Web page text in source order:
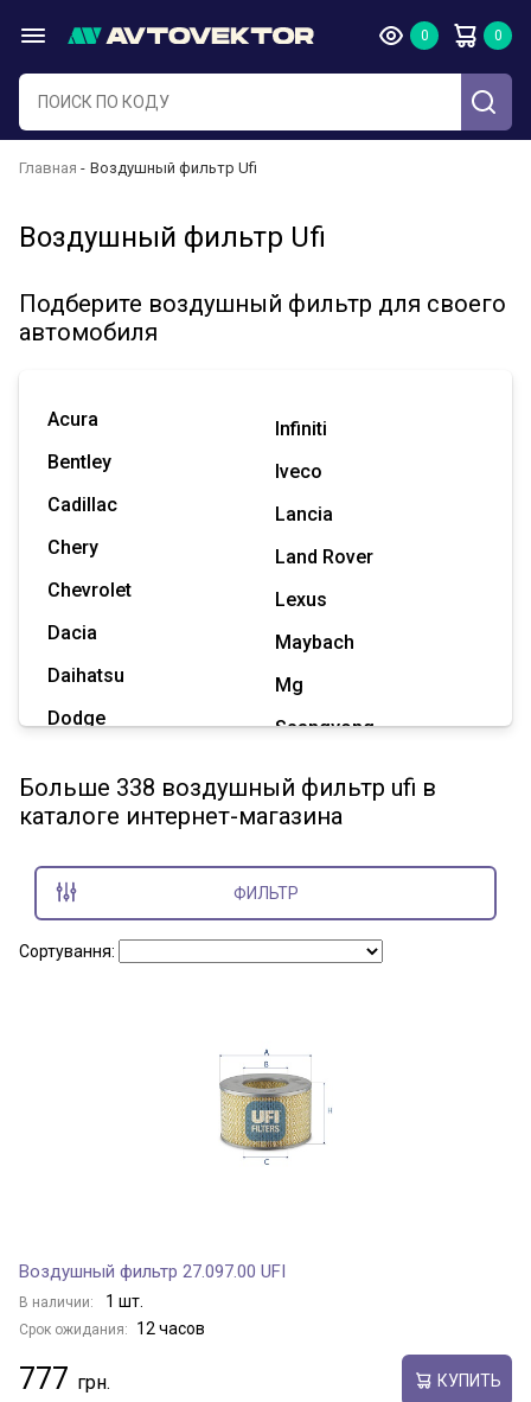
Главная Воздушный фильтр Ufi
Воздушный фильтр Ufi
Подберите воздушный фильтр для своего
автомобиля
Acura
Bentley
Cadillac
Chery
Chevrolet
Dacia
Daihatsu
Dodge
Great Wall
Hummer
Infiniti
Iveco
Lancia
Land Rover
Lexus
Maybach
Mg
Ssangyong
Tesla
Показать все марки
Больше 338 воздушный фильтр ufi в
каталоге интернет-магазина
ФИЛЬТР
Сортування:
Воздушный фильтр 27.097.00 UFI
В наличии: 1 шт.
Срок ожидания: 12 часов
777 КУПИТЬ